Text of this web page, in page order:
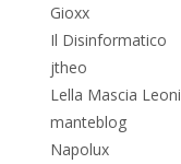
Gioxx
Il Disinformatico
jtheo
Lella Mascia Leoni
manteblog
Napolux